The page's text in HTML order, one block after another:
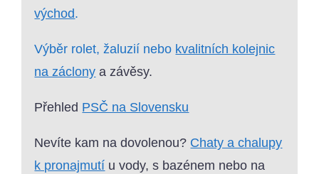
východ.
Výběr rolet, žaluzií nebo kvalitních kolejnic
na záclony a závěsy.
Přehled PSČ na Slovensku
Nevíte kam na dovolenou? Chaty a chalupy
k pronajmutí u vody, s bazénem nebo na